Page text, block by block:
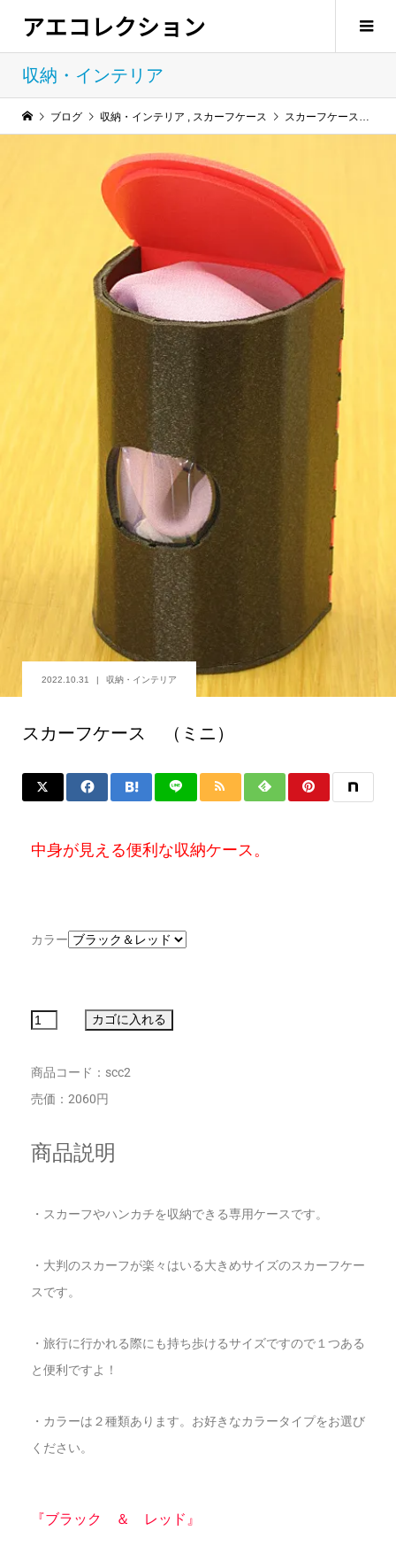
アエコレクション
収納・インテリア
ブログ 収納・インテリア , スカーフケース スカーフケース （ミニ）
2022.10.31 収納・インテリア
スカーフケース （ミニ）
中身が見える便利な収納ケース。
カラー
商品コード：scc2
売価：2060円
商品説明
・スカーフやハンカチを収納できる専用ケースです。
・大判のスカーフが楽々はいる大きめサイズのスカーフケー
スです。
・旅行に行かれる際にも持ち歩けるサイズですので１つある
と便利ですよ！
・カラーは２種類あります。お好きなカラータイプをお選び
ください。
『ブラック ＆ レッド』